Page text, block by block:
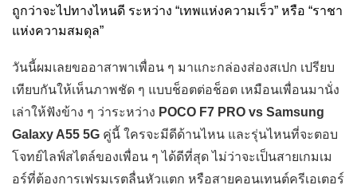
ถูกว่าจะไปทางไหนดี ระหว่าง “เทพแห่งความเร็ว” หรือ “ราชา
แห่งความสมดุล”
วันนี้ผมเลยขออาสาพาเพื่อน ๆ มาแกะกล่องส่องสเปก เปรียบ
เทียบกันให้เห็นภาพชัด ๆ แบบช็อตต่อช็อต เหมือนเพื่อนมานั่ง
เล่าให้ฟังข้าง ๆ ว่าระหว่าง POCO F7 PRO vs Samsung
Galaxy A55 5G คู่นี้ ใครจะมีดีด้านไหน และรุ่นไหนที่จะตอบ
โจทย์ไลฟ์สไตล์ของเพื่อน ๆ ได้ดีที่สุด ไม่ว่าจะเป็นสายเกมเม
อร์ที่ต้องการเฟรมเรตลื่นหัวแตก หรือสายคอนเทนต์ครีเอเตอร์